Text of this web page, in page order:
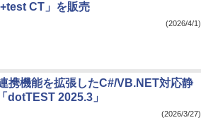
CT」を販売
(2026/4/1)
携機能を拡張したC#/VB.NET対応静
dotTEST 2025.3」
(2026/3/27)